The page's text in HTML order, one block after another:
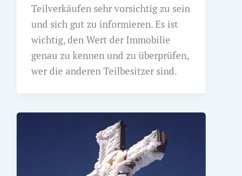
Teilverkäufen sehr vorsichtig zu sein
und sich gut zu informieren. Es ist
wichtig, den Wert der Immobilie
genau zu kennen und zu überprüfen,
wer die anderen Teilbesitzer sind.